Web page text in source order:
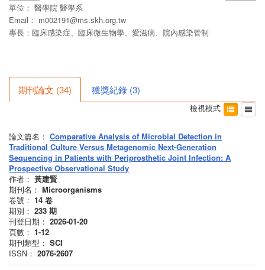
單位： 醫學院 醫學系
Email： m002191@ms.skh.org.tw
專長：臨床感染症、臨床微生物學、愛滋病、院內感染管制
期刊論文 (34) 獲獎紀錄 (3)
檢視模式
論文篇名： Comparative Analysis of Microbial Detection in
Traditional Culture Versus Metagenomic Next-Generation
Sequencing in Patients with Periprosthetic Joint Infection: A
Prospective Observational Study
作者： 黃建賢
期刊名： Microorganisms
卷號： 14 卷
期別： 233 期
刊登日期： 2026-01-20
頁數： 1-12
期刊類型： SCI
ISSN： 2076-2607